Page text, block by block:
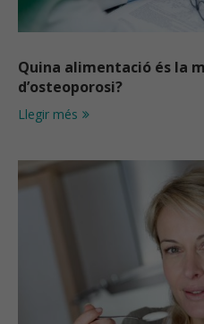
Quina alimentació és la
d’osteoporosi?
Llegir més